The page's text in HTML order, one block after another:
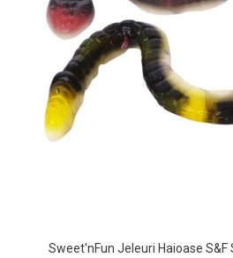
Sweet'nFun Jeleuri Haioase S&F